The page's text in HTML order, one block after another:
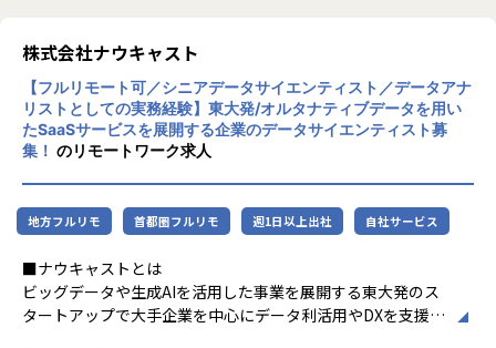
【部署人数・メンバー構成など】
・配属先：AI開発部
・メンバー：15名程度（協業先からの出向者も含む）
・3〜5名の小グループに分かれて活動
<コミュニケーション促進の取り組み>
スムーズに組織に慣れていただけるよう、全面的にバックア
ップを行っています。
・メンターとの1on1 MTG：随時実施、特に入社直後は集中
的に実施
・上長との1on1 MTG：隔週開催
・雑談会（ざっくばらんに会話する交流会、任意参加）：毎
・チームメンバとコミュニケーションを取りながら主導的な
立場で開発をリードする
・社外のステークホルダとの技術的なやりとり、期待値調整
を行う
・さまざまなセンサデータを処理するアルゴリズム開発を行
う
・曖昧なドメイン要求を明確化した課題として切り出す
・ドメイン課題に対する手法調査、実装、評価実験
・論文ベースの調査・実装および、独自手法の考案・実装
化および最適化
・モデル設計、実験管理、評価結果まとめ、ネクストアクシ
ョン整理
株式会社ナウキャスト
【フルリモート可／シニアデータサイエンティスト／データアナ
リストとしての実務経験】東大発/オルタナティブデータを用い
たSaaSサービスを展開する企業のデータサイエンティスト募
集！ のリモートワーク求人
地方フルリモ 首都圏フルリモ 週1日以上出社 自社サービス
■ナウキャストとは
ビッグデータや生成AIを活用した事業を展開する東大発のス
タートアップで大手企業を中心にデータ利活用やDXを支援す